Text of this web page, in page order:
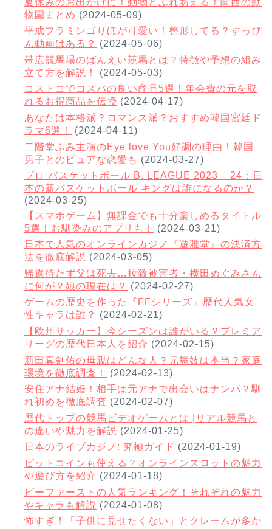
物園まとめ (2024-05-09)
平成フラミンゴりほが可愛い！整形してる？すっぴ
ん動画はある？
(2024-05-06)
帯広競馬場のばんえい競馬とは？特徴や予想の組み
立て方を解説！
(2024-05-03)
コストコでコスパの良い商品5選！年会費の元を取
れるお得商品を伝授 (2024-04-17)
あなたは本格派？ロマンス派？おすすめ韓国宮廷ド
ラマ6選！
(2024-04-11)
二階堂ふみ主演のEye love You好調の理由！韓国
男子とのピュアな恋愛も (2024-03-27)
プロ バスケットボール B. LEAGUE 2023 – 24：日
本の新バスケットボール キングは誰になるのか？
(2024-03-25)
【スマホゲーム】無課金でも十分楽しめるタイトル
5選！お馴染みのアプリも！
(2024-03-21)
日本で人気のオンラインカジノ『遊雅堂』の決済方
法を徹底解説 (2024-03-05)
帰還待たず父は死去…拉致被害者・横田めぐみさん
に何が？娘の現在は？
(2024-02-27)
ゲームの歴史を作った『FFシリーズ』歴代人気女
性キャラは誰？
(2024-02-21)
【欧州サッカー】今シーズンは誰がいる？プレミア
リーグの歴代日本人を紹介 (2024-02-15)
新田真剣佑の母親はどんな人？元舞妓は本当？家庭
環境を徹底調査！
(2024-02-13)
安住アナ結婚！相手は元アナで出会いはナンパ？馴
れ初めを徹底調査 (2024-02-07)
歴代トップの競馬ビデオゲームとは |リアル競馬と
の違いや魅力を解説 (2024-01-25)
日本のライブカジノ: 究極ガイド (2024-01-19)
ビットコインも使える？オンラインスロットの魅力
や遊び方を紹介 (2024-01-18)
ビーファーストの人気ランキング！それぞれの魅力
やキャラも解説 (2024-01-08)
怖すぎ！「子供に見せたくない」とクレームが多か